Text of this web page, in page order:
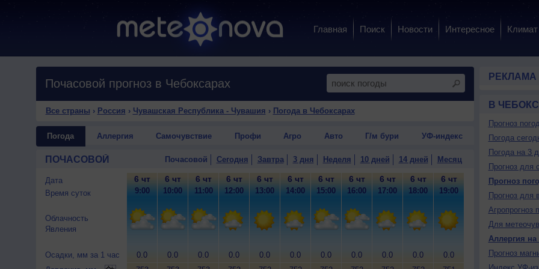
Главная Поиск Новости Интересное Климат
Почасовой прогноз в Чебоксарах
Все страны › Россия › Чувашская Республика - Чувашия › Погода в Чебоксарах
Погода Аллергия Самочувствие Профи Агро Авто Г/м бури УФ-индекс
ПОЧАСОВОЙ Почасовой Сегодня Завтра 3 дня Неделя 10 дней 14 дней Месяц
Дата
Время суток
Облачность
Явления
Осадки, мм за 1 час
6 чт
9:00
0.0
6 чт
10:00
0.0
6 чт
11:00
0.0
6 чт
12:00
0.0
6 чт
13:00
0.0
6 чт
14:00
0.0
6 чт
15:00
0.0
6 чт
16:00
0.0
6 чт
17:00
0.0
6 чт
18:00
0.0
6 чт
19:00
0.0
6 чт
0.0
6
РЕКЛАМА
В
Прогноз
Погода
Погода на 3
Прогноз для
Прогноз
Прогноз для
Агропрогноз
Для
Аллергия на
Прогноз